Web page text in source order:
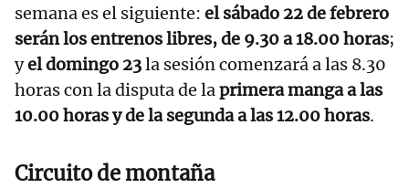
semana es el siguiente: el sábado 22 de febrero
serán los entrenos libres, de 9.30 a 18.00 horas;
yel domingo 23la sesión comenzará a las 8.30
horas con la disputa de laprimera manga a las
10.00 horas y de la segunda a las 12.00 horas.
Circuito de montaña